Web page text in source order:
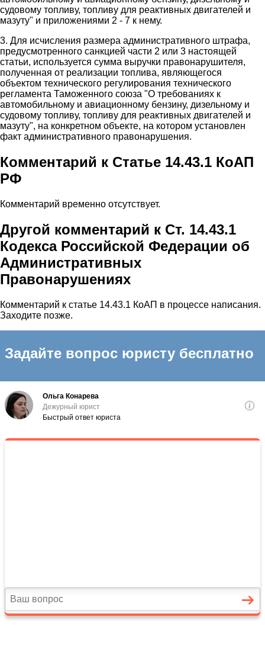
судовому топливу, топливу для реактивных двигателей и
мазуту" и приложениями 2 - 7 к нему.
3. Для исчисления размера административного штрафа,
предусмотренного санкцией части 2 или 3 настоящей
статьи, используется сумма выручки правонарушителя,
полученная от реализации топлива, являющегося
объектом технического регулирования технического
регламента Таможенного союза "О требованиях к
автомобильному и авиационному бензину, дизельному и
судовому топливу, топливу для реактивных двигателей и
мазуту", на конкретном объекте, на котором установлен
факт административного правонарушения.
Комментарий к Статье 14.43.1 КоАП
РФ
Комментарий временно отсутствует.
Другой комментарий к Ст. 14.43.1
Кодекса Российской Федерации об
Административных
Правонарушениях
Комментарий к статье 14.43.1 КоАП в процессе написания.
Заходите позже.